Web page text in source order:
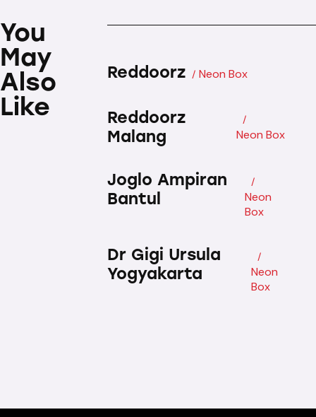
You
May
Also
Like
Neon Box
Reddoorz
Neon Box
Reddoorz
Malang
Neon
Box
Joglo Ampiran
Bantul
Neon
Box
Dr Gigi Ursula
Yogyakarta